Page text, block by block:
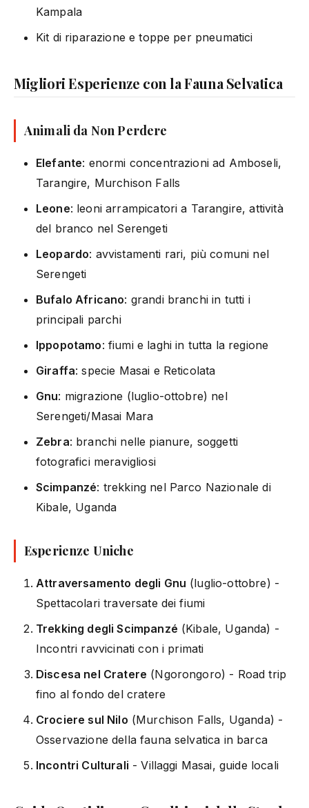
Kampala
Kit di riparazione e toppe per pneumatici
Migliori Esperienze con la Fauna Selvatica
Animali da Non Perdere
Elefante: enormi concentrazioni ad Amboseli,
Tarangire, Murchison Falls
Leone: leoni arrampicatori a Tarangire, attività
del branco nel Serengeti
Leopardo: avvistamenti rari, più comuni nel
Serengeti
Bufalo Africano: grandi branchi in tutti i
principali parchi
Ippopotamo: fiumi e laghi in tutta la regione
Giraffa: specie Masai e Reticolata
Gnu: migrazione (luglio-ottobre) nel
Serengeti/Masai Mara
Zebra: branchi nelle pianure, soggetti
fotografici meravigliosi
Scimpanzé: trekking nel Parco Nazionale di
Kibale, Uganda
Esperienze Uniche
Attraversamento degli Gnu (luglio-ottobre) -
Spettacolari traversate dei fiumi
Trekking degli Scimpanzé (Kibale, Uganda) -
Incontri ravvicinati con i primati
Discesa nel Cratere (Ngorongoro) - Road trip
fino al fondo del cratere
Crociere sul Nilo (Murchison Falls, Uganda) -
Osservazione della fauna selvatica in barca
Incontri Culturali - Villaggi Masai, guide locali